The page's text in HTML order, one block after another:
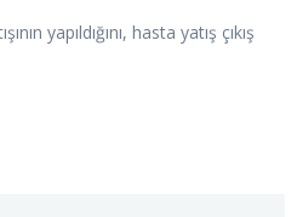
yapıldığını, hasta yatış çıkış